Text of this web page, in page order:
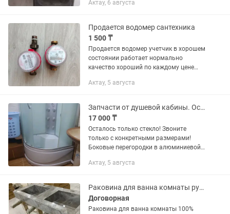
Актау, 6 августа
Продается водомер сантехника
1 500 ₸
Продается водомер учетчик в хорошем
состоянии работает нормально
качество хороший по каждому цене
Актау, 5 августа
Запчасти от душевой кабины. Осталось только стекло!
17 000 ₸
Осталось только стекло! Звоните
только с конкретными размерами!
Боковые перегородки в алюминиевой
7000 тг. каждая. Боковые перегородки
Актау, 5 августа
Раковина для ванна комнаты ручная работа 100%
Договорная
Раковина для ванна комнаты 100%